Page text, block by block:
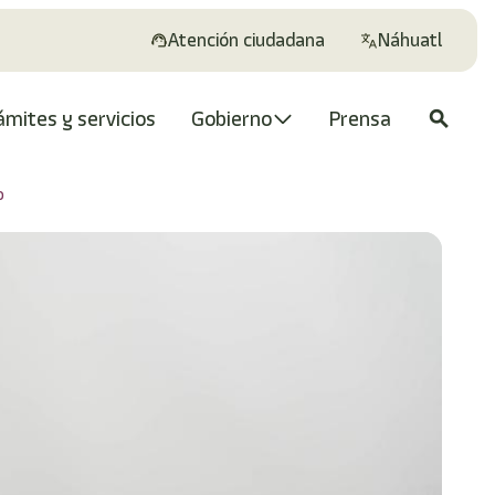
Atención ciudadana Náhuatl
y servicios Gobierno Prensa search